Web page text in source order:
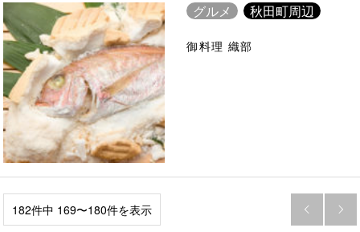
グルメ 秋田町周辺
御料理 織部
182件中 169〜180件を表示  